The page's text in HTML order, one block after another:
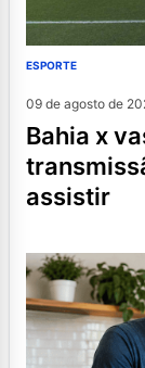
ESPORTE
09 de agosto de
bahia x vasco tem duas opções de
assistir